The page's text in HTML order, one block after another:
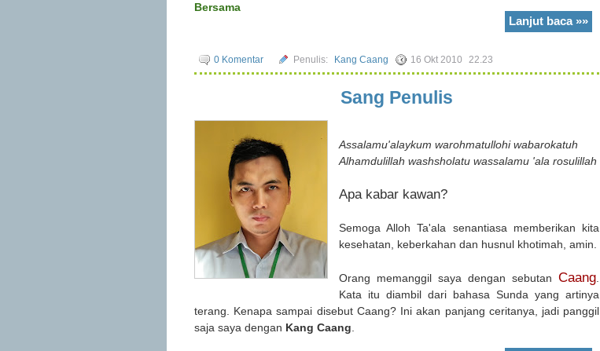
Bersama
Lanjut baca »»
0 Komentar Penulis: Kang Caang 16 Okt 2010 22.23
Sang Penulis
Assalamu'alaykum warohmatullohi wabarokatuh
Alhamdulillah washsholatu wassalamu 'ala rosulillah
Apa kabar kawan?
Semoga Alloh Ta'ala senantiasa memberikan kita
kesehatan, keberkahan dan husnul khotimah, amin.
Orang memanggil saya dengan sebutanCaang
Kata itu diambil dari bahasa Sunda yang artinya
terang. Kenapa sampai disebut Caang? Ini akan panjang ceritanya, jadi panggil
saja saya dengan Kang Caang